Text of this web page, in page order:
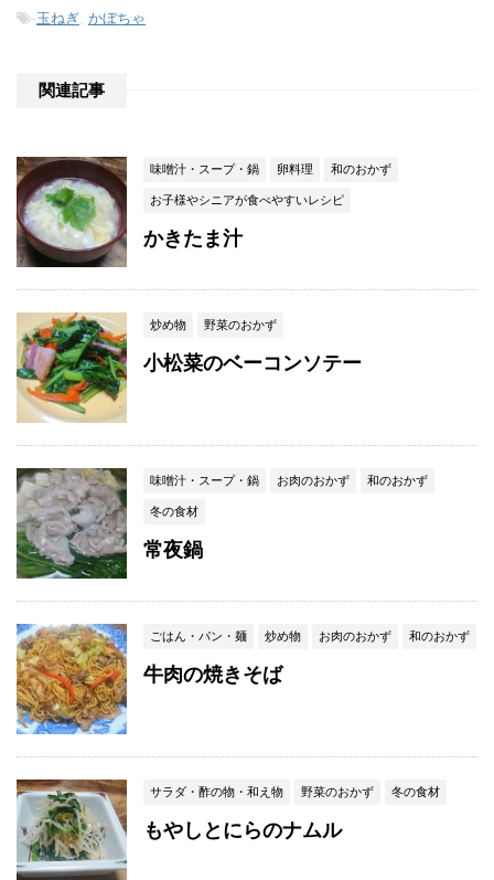
-玉ねぎ かぼちゃ
関連記事
味噌汁・スープ・鍋 卵料理 和のおかず
お子様やシニアが食べやすいレシピ
かきたま汁
炒め物 野菜のおかず
小松菜のベーコンソテー
味噌汁・スープ・鍋 お肉のおかず 和のおかず
冬の食材
常夜鍋
ごはん・パン・麺 炒め物 お肉のおかず 和のおかず
牛肉の焼きそば
サラダ・酢の物・和え物 野菜のおかず 冬の食材
もやしとにらのナムル